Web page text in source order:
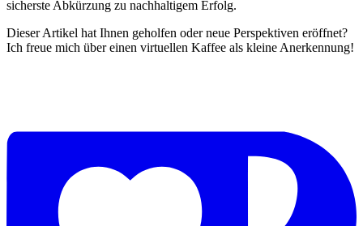
sicherste Abkürzung zu nachhaltigem Erfolg.
Dieser Artikel hat Ihnen geholfen oder neue Perspektiven eröffnet?
Ich freue mich über einen virtuellen Kaffee als kleine Anerkennung!